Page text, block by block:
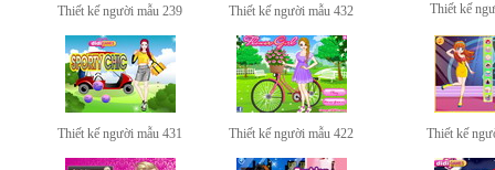
Thiết kế người mẫu 239 Thiết kế người mẫu 432 Thiết kế
Thiết kế người mẫu 431 Thiết kế người mẫu 422 Thiết kế